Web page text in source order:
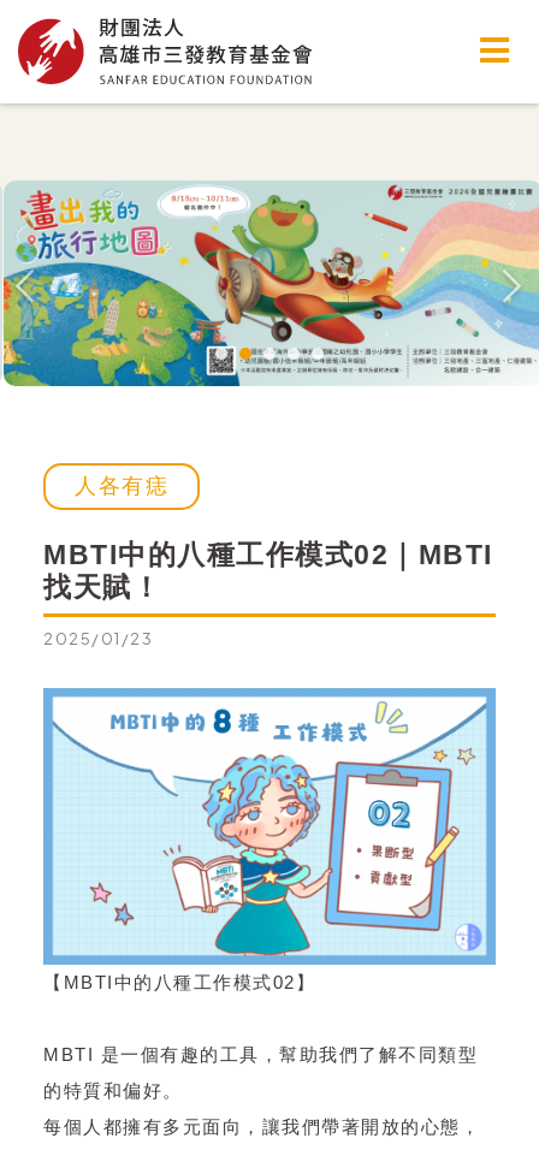
高雄市三發教育基金會
人各有痣
MBTI中的八種工作模式02｜MBTI
找天賦！
2025/01/23
【MBTI中的八種工作模式02】
MBTI 是一個有趣的工具，幫助我們了解不同類型
的特質和偏好。
每個人都擁有多元面向，讓我們帶著開放的心態，